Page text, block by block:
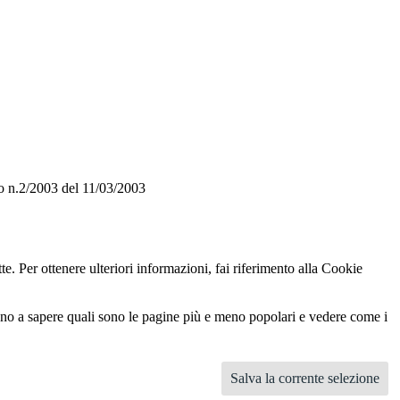
2003 del 11/03/2003
Per ottenere ulteriori informazioni, fai riferimento alla Cookie
a sapere quali sono le pagine più e meno popolari e vedere come i
Salva la corrente selezione